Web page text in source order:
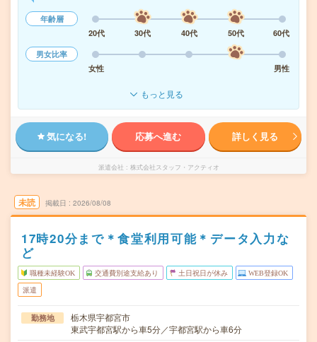
年齢層
20代
30代 40代 50代
60代
男女比率
女性
男性
もっと見る
気になる! 応募へ進む 詳しく見る
派遣会社 株式会社スタッフ・アクティオ
未読 掲載日 2026/08/08
17時20分まで＊食堂利用可能＊データ入力な
ど
職種未経験OK 交通費別途支給あり 土日祝日が休み WEB登録OK
派遣
勤務地
栃木県宇都宮市
東武宇都宮駅から車5分／宇都宮駅から車6分